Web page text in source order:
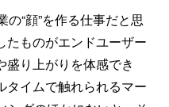
の“顔”を作る仕事だと思
たものがエンドユーザー
盛り上がりを体感でき
タイムで触れられるマー